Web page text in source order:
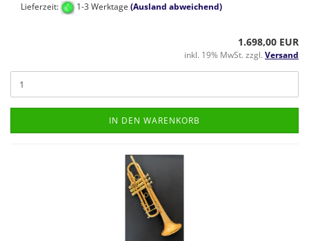
Lieferzeit: 1-3 Werktage (Ausland abweichend)
1.698,00 EUR
inkl. 19% MwSt. zzgl. Versand
IN DEN WARENKORB